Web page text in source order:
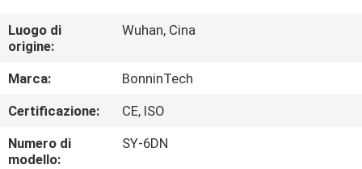
NOI
GIRO
DELLA
FABBRICA
Luogo di
origine:
Wuhan, Cina
Marca:
BonninTech
Certificazione:
CE, ISO
Numero di
modello:
SY-6DN